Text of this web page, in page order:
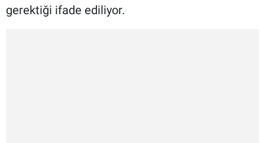
gerektiği ifade ediliyor.